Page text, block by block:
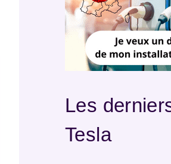
Les
Tesla